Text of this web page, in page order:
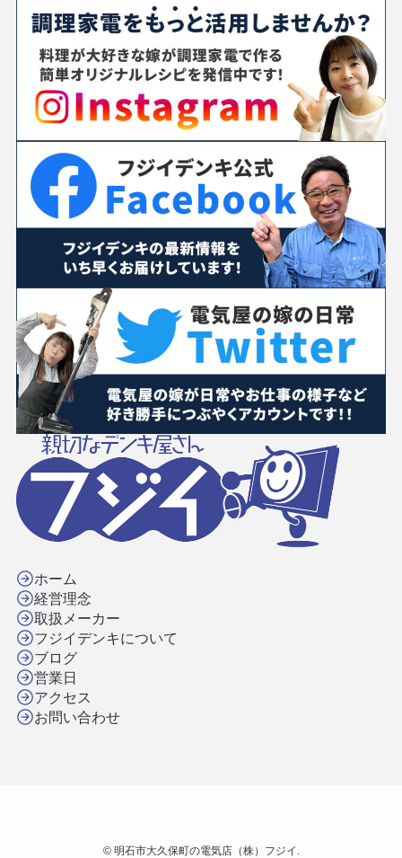
ホーム
経営理念
取扱メーカー
フジイデンキについて
ブログ
営業日
アクセス
お問い合わせ
©明石市大久保町の電気店（株）フジイ.